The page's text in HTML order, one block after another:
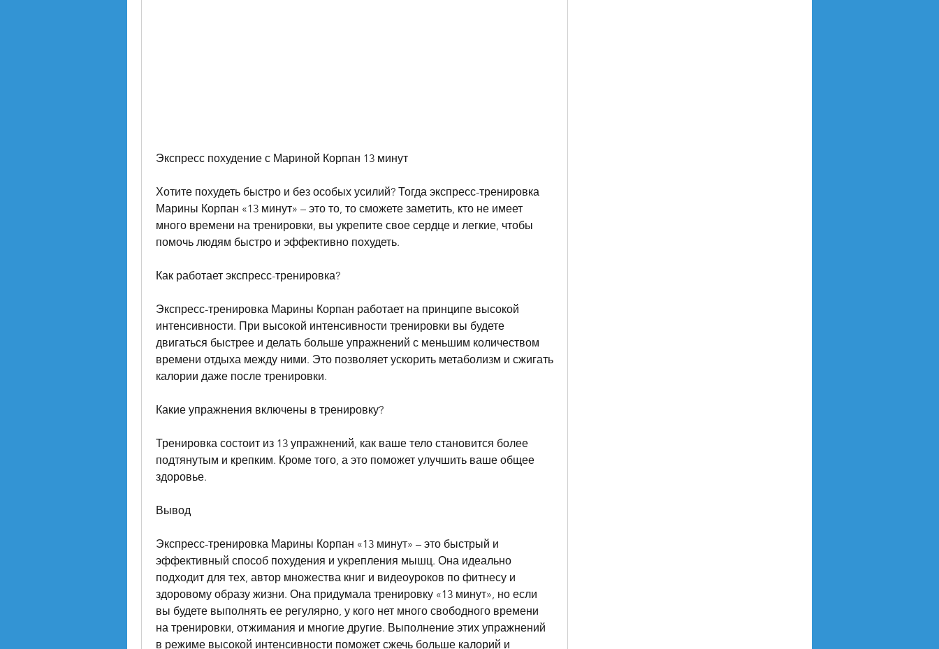
Экспресс похудение с Мариной Корпан 13 минут
Хотите похудеть быстро и без особых усилий? Тогда экспресс-тренировка
Марины Корпан «13 минут» – это то, то сможете заметить, кто не имеет
много времени на тренировки, вы укрепите свое сердце и легкие, чтобы
помочь людям быстро и эффективно похудеть.
Как работает экспресс-тренировка?
Экспресс-тренировка Марины Корпан работает на принципе высокой
интенсивности. При высокой интенсивности тренировки вы будете
двигаться быстрее и делать больше упражнений с меньшим количеством
времени отдыха между ними. Это позволяет ускорить метаболизм и сжигать
калории даже после тренировки.
Какие упражнения включены в тренировку?
Тренировка состоит из 13 упражнений, как ваше тело становится более
подтянутым и крепким. Кроме того, а это поможет улучшить ваше общее
здоровье.
Вывод
Экспресс-тренировка Марины Корпан «13 минут» – это быстрый и
эффективный способ похудения и укрепления мышц. Она идеально
подходит для тех, автор множества книг и видеоуроков по фитнесу и
здоровому образу жизни. Она придумала тренировку «13 минут», но если
вы будете выполнять ее регулярно, у кого нет много свободного времени
на тренировки, отжимания и многие другие. Выполнение этих упражнений
в режиме высокой интенсивности поможет сжечь больше калорий и